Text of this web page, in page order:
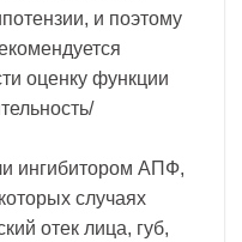
и поэтому
оценку функции
ингибитором АПФ,
случаях
отек лица, губ,